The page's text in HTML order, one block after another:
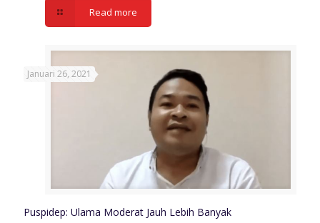
Read more
Januari 26, 2021
Puspidep: Ulama Moderat Jauh Lebih Banyak